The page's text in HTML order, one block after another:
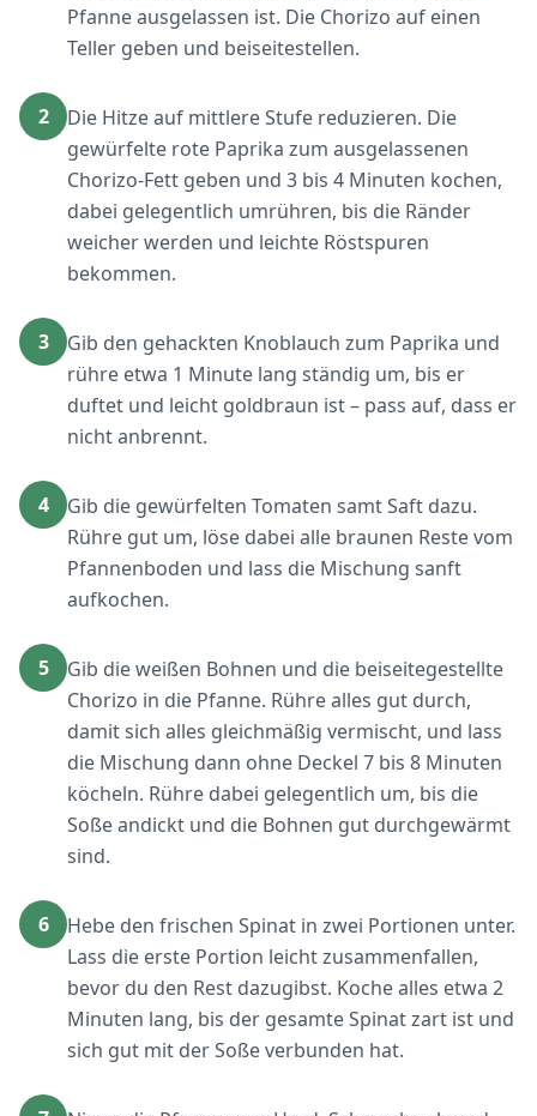
Pfanne ausgelassen ist. Die Chorizo auf einen
Teller geben und beiseitestellen.
2
Die Hitze auf mittlere Stufe reduzieren. Die
gewürfelte rote Paprika zum ausgelassenen
Chorizo-Fett geben und 3 bis 4 Minuten kochen,
dabei gelegentlich umrühren, bis die Ränder
weicher werden und leichte Röstspuren
bekommen.
3
Gib den gehackten Knoblauch zum Paprika und
rühre etwa 1 Minute lang ständig um, bis er
duftet und leicht goldbraun ist – pass auf, dass er
nicht anbrennt.
4
Gib die gewürfelten Tomaten samt Saft dazu.
Rühre gut um, löse dabei alle braunen Reste vom
Pfannenboden und lass die Mischung sanft
aufkochen.
5
Gib die weißen Bohnen und die beiseitegestellte
Chorizo in die Pfanne. Rühre alles gut durch,
damit sich alles gleichmäßig vermischt, und lass
die Mischung dann ohne Deckel 7 bis 8 Minuten
köcheln. Rühre dabei gelegentlich um, bis die
Soße andickt und die Bohnen gut durchgewärmt
sind.
6
Hebe den frischen Spinat in zwei Portionen unter.
Lass die erste Portion leicht zusammenfallen,
bevor du den Rest dazugibst. Koche alles etwa 2
Minuten lang, bis der gesamte Spinat zart ist und
sich gut mit der Soße verbunden hat.